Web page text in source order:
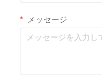
メッセージ